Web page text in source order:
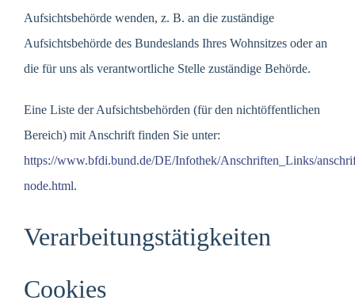
Aufsichtsbehörde wenden, z. B. an die zuständige
Aufsichtsbehörde des Bundeslands Ihres Wohnsitzes oder an
die für uns als verantwortliche Stelle zuständige Behörde.
Eine Liste der Aufsichtsbehörden (für den nichtöffentlichen
Bereich) mit Anschrift finden Sie unter:
https://www.bfdi.bund.de/DE/Infothek/Anschriften_Links/
node.html.
Verarbeitungstätigkeiten
Cookies